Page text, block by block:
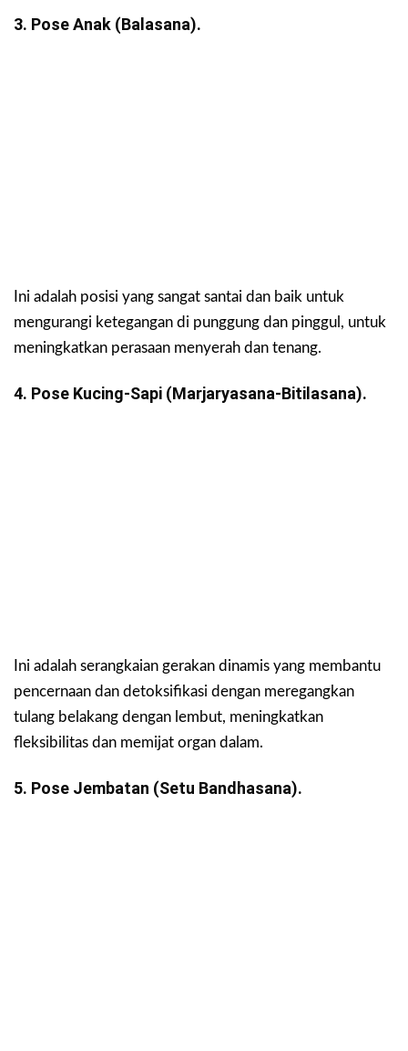
3. Pose Anak (Balasana).
Ini adalah posisi yang sangat santai dan baik untuk
mengurangi ketegangan di punggung dan pinggul, untuk
meningkatkan perasaan menyerah dan tenang.
4. Pose Kucing-Sapi (marjaryasana-Bitilasana).
Ini adalah serangkaian gerakan dinamis yang membantu
pencernaan dan detoksifikasi dengan meregangkan
tulang belakang dengan lembut, meningkatkan
fleksibilitas dan memijat organ dalam.
5. Pose Jembatan (Setu Bandhasana).